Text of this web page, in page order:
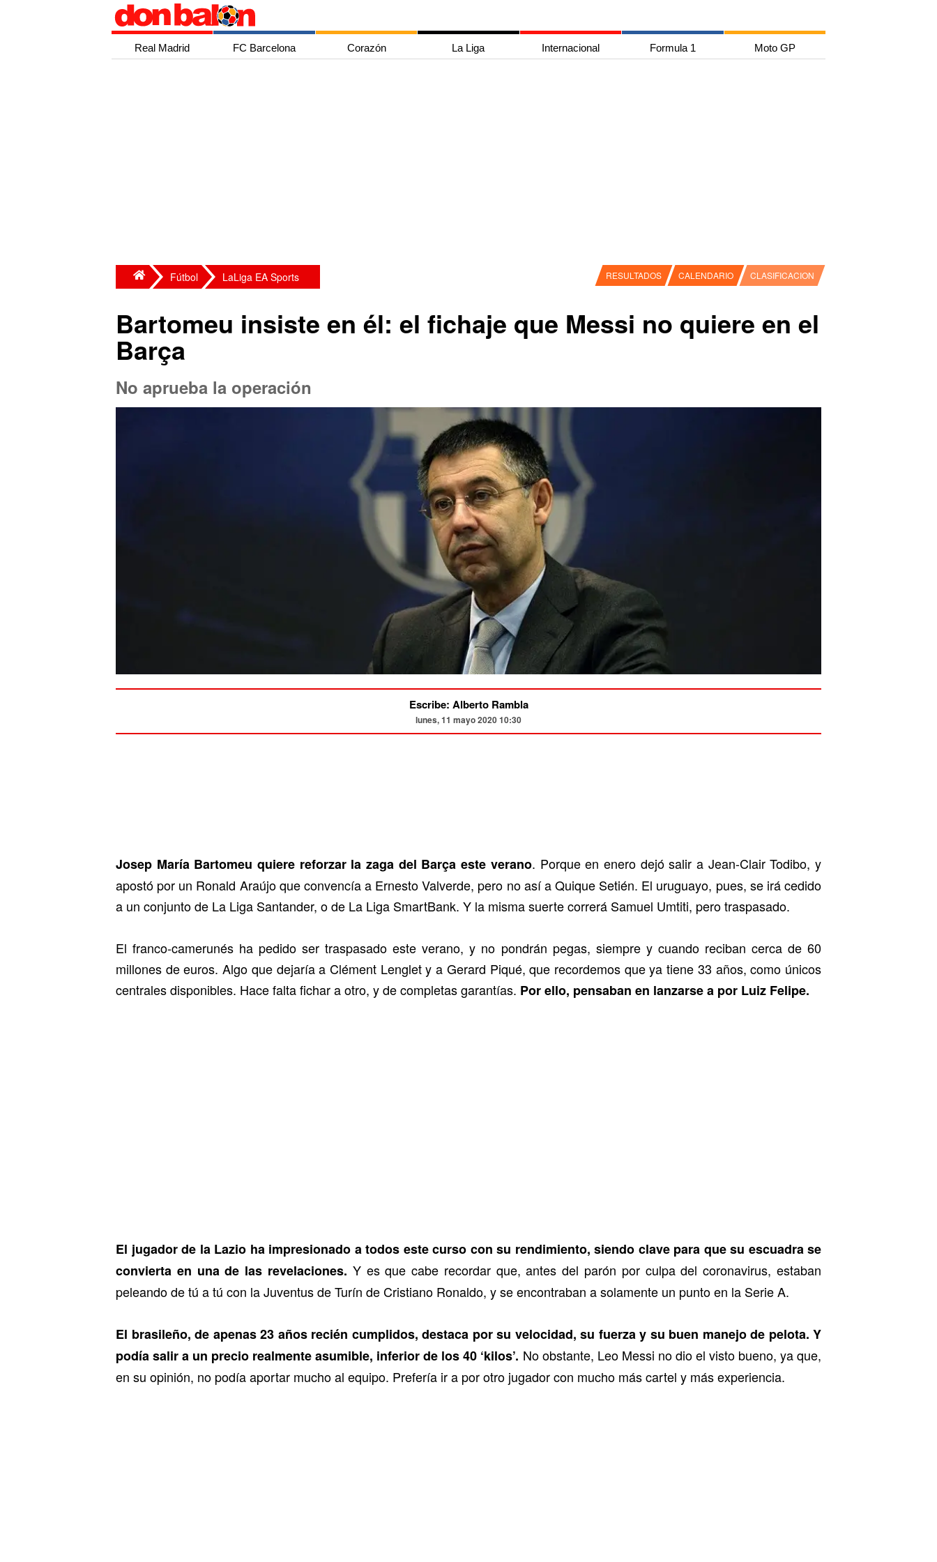
Real Madrid FC Barcelona Corazón La Liga Internacional Formula 1 Moto GP
Fútbol LaLiga EA Sports RESULTADOS CALENDARIO CLASIFICACION
Bartomeu insiste en él: el fichaje que Messi no quiere en el
Barça
No aprueba la operación
Escribe: Alberto Rambla
lunes, 11 mayo 2020 10:30
Josep María Bartomeu quiere reforzar la zaga del Barça este verano. Porque en enero dejó salir a Jean-Clair Todibo, y
apostó por un Ronald Araújo que convencía a Ernesto Valverde, pero no así a Quique Setién. El uruguayo, pues, se irá cedido
a un conjunto de La Liga Santander, o de La Liga SmartBank. Y la misma suerte correrá Samuel Umtiti, pero traspasado.
El franco-camerunés ha pedido ser traspasado este verano, y no pondrán pegas, siempre y cuando reciban cerca de 60
millones de euros. Algo que dejaría a Clément Lenglet y a Gerard Piqué, que recordemos que ya tiene 33 años, como únicos
centrales disponibles. Hace falta fichar a otro, y de completas garantías. Por ello, pensaban en lanzarse a por Luiz Felipe.
El jugador de la Lazio ha impresionado a todos este curso con su rendimiento, siendo clave para que su escuadra se
convierta en una de las revelaciones. Y es que cabe recordar que, antes del parón por culpa del coronavirus, estaban
peleando de tú a tú con la Juventus de Turín de Cristiano Ronaldo, y se encontraban a solamente un punto en la Serie A.
El brasileño, de apenas 23 años recién cumplidos, destaca por su velocidad, su fuerza y su buen manejo de pelota. Y
podía salir a un precio realmente asumible, inferior de los 40 ‘kilos’. No obstante, Leo Messi no dio el visto bueno, ya que,
en su opinión, no podía aportar mucho al equipo. Prefería ir a por otro jugador con mucho más cartel y más experiencia.